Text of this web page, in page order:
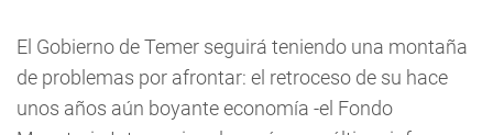
El Gobierno de Temer seguirá teniendo una montaña
de problemas por afrontar: el retroceso de su hace
unos años aún boyante economía -el Fondo